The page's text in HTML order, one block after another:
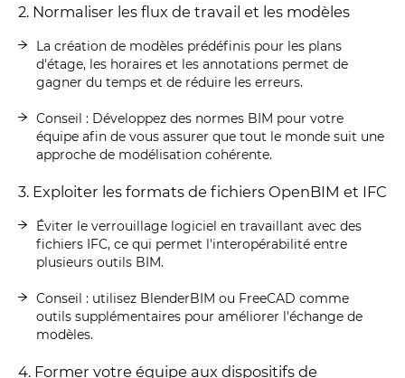
2. Normaliser les flux de travail et les modèles
La création de modèles prédéfinis pour les plans
d'étage, les horaires et les annotations permet de
gagner du temps et de réduire les erreurs.
Conseil : Développez des normes BIM pour votre
équipe afin de vous assurer que tout le monde suit une
approche de modélisation cohérente.
3. Exploiter les formats de fichiers OpenBIM et IFC
Éviter le verrouillage logiciel en travaillant avec des
fichiers IFC, ce qui permet l'interopérabilité entre
plusieurs outils BIM.
Conseil : utilisez BlenderBIM ou FreeCAD comme
outils supplémentaires pour améliorer l'échange de
modèles.
4. Former votre équipe aux dispositifs de